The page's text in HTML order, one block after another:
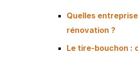
Quelles
rénovation ?
Le tire-bouchon :